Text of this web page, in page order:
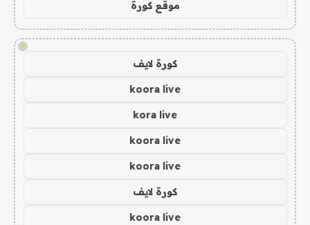
موقع كورة
!
كورة لايف
koora live
kora live
koora live
koora live
كورة لايف
koora live